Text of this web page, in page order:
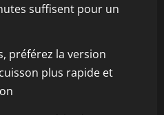
suffisent pour un
préférez la version
plus rapide et